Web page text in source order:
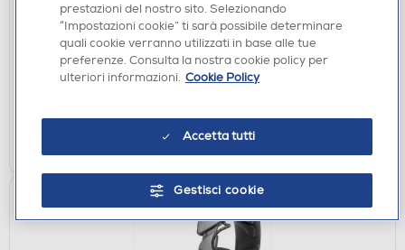
JBL - QUANTUM 200-Nero
€ 59,90
Acquisto online:disponibile
AGGIUNGI
prestazioni del nostro sito. Selezionando
“Impostazioni cookie” ti sarà possibile determinare
quali cookie verranno utilizzati in base alle tue
preferenze. Consulta la nostra cookie policy per
ulteriori informazioni. Cookie Policy
Accetta tutti
Gestisci cookie